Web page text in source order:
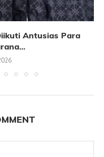
Antusias Para